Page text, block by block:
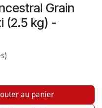
Grain
(2.5 kg) -
au panier